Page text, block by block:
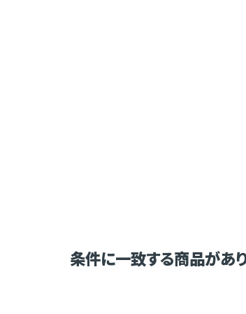
条件に一致する商品があ